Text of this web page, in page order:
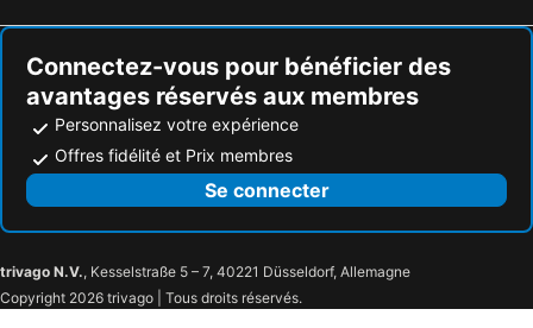
Connectez-vous pour bénéficier des
avantages réservés aux membres
Personnalisez votre expérience
Offres fidélité et Prix membres
Se connecter
trivago N.V., Kesselstraße 5 – 7, 40221 Düsseldorf, Allemagne
Copyright 2026 trivago | Tous droits réservés.